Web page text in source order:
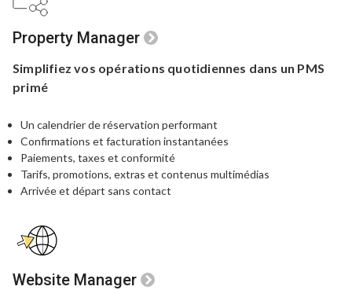
Property Manager
Simplifiez vos opérations quotidiennes dans un PMS
primé
Un calendrier de réservation performant
Confirmations et facturation instantanées
Paiements, taxes et conformité
Tarifs, promotions, extras et contenus multimédias
Arrivée et départ sans contact
Website Manager